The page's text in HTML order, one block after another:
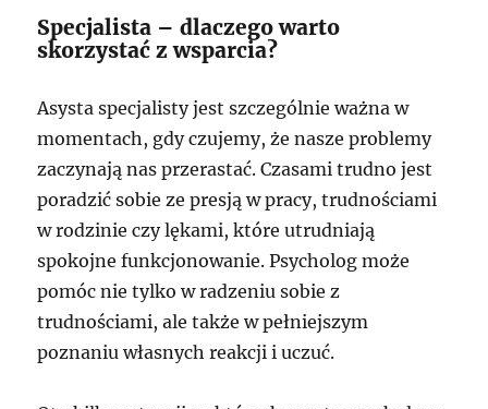
Specjalista – dlaczego warto
skorzystać z wsparcia?
Asysta specjalisty jest szczególnie ważna w
momentach, gdy czujemy, że nasze problemy
zaczynają nas przerastać. Czasami trudno jest
poradzić sobie ze presją w pracy, trudnościami
w rodzinie czy lękami, które utrudniają
spokojne funkcjonowanie. Psycholog może
pomóc nie tylko w radzeniu sobie z
trudnościami, ale także w pełniejszym
poznaniu własnych reakcji i uczuć.